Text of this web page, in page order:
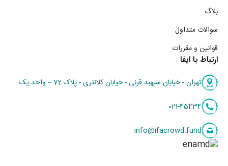
بلاگ
سوالات متداول
قوانین و مقررات
ارتباط با ایفا
تهران - خیابان سپهبد قرنی - خیابان کلانتری - پلاک 72 – واحد یک
021-45434
info@ifacrowd.fund